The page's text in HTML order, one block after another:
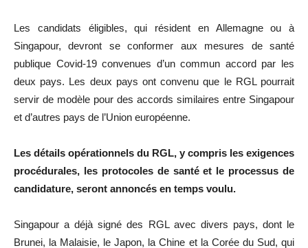
Les candidats éligibles, qui résident en Allemagne ou à
Singapour, devront se conformer aux mesures de santé
publique Covid-19 convenues d’un commun accord par les
deux pays. Les deux pays ont convenu que le RGL pourrait
servir de modèle pour des accords similaires entre Singapour
et d’autres pays de l’Union européenne.
Les détails opérationnels du RGL, y compris les exigences
procédurales, les protocoles de santé et le processus de
candidature, seront annoncés en temps voulu.
Singapour a déjà signé des RGL avec divers pays, dont le
Brunei, la Malaisie, le Japon, la Chine et la Corée du Sud, qui